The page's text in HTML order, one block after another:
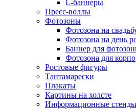
L-баннеры
Пресс-воллы
Фотозоны
Фотозона на
Фотозона на день
Баннер для
Фотозона для
Ростовые фигуры
Тантамарески
Плакаты
Картины на холсте
Информационные стенды